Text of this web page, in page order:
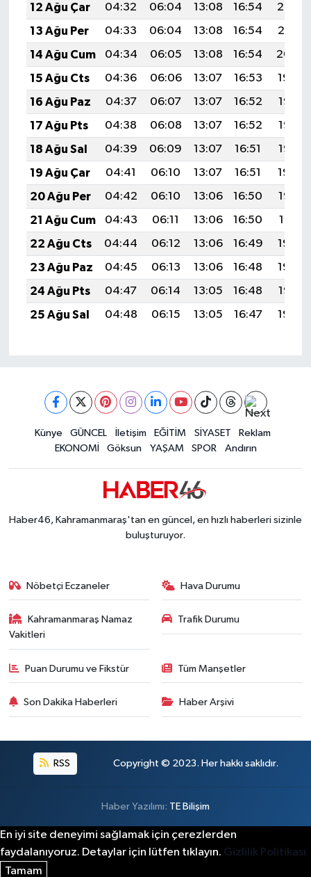
12 Ağu Çar
04:32 06:04 13:08 16:54
20:02
13 Ağu Per
04:33 06:04 13:08 16:54
20:01
14 Ağu Cum
04:34 06:05 13:08 16:54
20:00
15 Ağu Cts
04:36 06:06 13:07 16:53
19:59
16 Ağu Paz
04:37 06:07 13:07 16:52
19:58
17 Ağu Pts
04:38 06:08 13:07 16:52
19:56
18 Ağu Sal
04:39 06:09 13:07 16:51
19:55
19 Ağu Çar
04:41 06:10 13:07 16:51
19:54
20 Ağu Per
04:42 06:10 13:06 16:50
19:52
21 Ağu Cum
04:43 06:11 13:06 16:50
19:51
22 Ağu Cts
04:44 06:12 13:06 16:49
19:50
23 Ağu Paz
04:45 06:13 13:06 16:48
19:48
24 Ağu Pts
04:47 06:14 13:05 16:48
19:47
25 Ağu Sal
04:48 06:15 13:05 16:47 19:45
Künye GÜNCEL İletişim EĞİTİM SİYASET
Reklam
EKONOMİ
Göksun YAŞAM SPOR Andırın
Haber46, Kahramanmaraş'tan en güncel, en hızlı haberleri sizinle
buluşturuyor.
Nöbetçi Eczaneler Hava Durumu
Kahramanmaraş Namaz
Vakitleri
Trafik Durumu
Puan Durumu ve Fikstür Tüm Manşetler
Son Dakika Haberleri Haber Arşivi
RSS Copyright © 2023. Her hakkı saklıdır.
Haber Yazılımı: TE Bilişim
En iyi site deneyimi sağlamak için çerezlerden
faydalanıyoruz. Detaylar için lütfen tıklayın. Gizlilik Politikası
Tamam
SEÇİM 2015
ÇEVRE
BİLİM VE TEKNOLOJİ
YARIŞMALAR
TANITIM
HABERDE İNSAN